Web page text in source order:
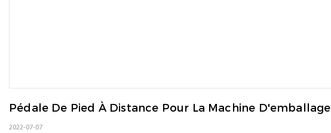
Pédale De Pied À Distance Pour La Machine D'emballage
2022-07-07